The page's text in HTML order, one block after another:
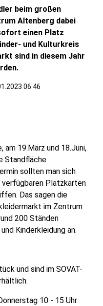
beim großen
Altenberg dabei
einen Platz
und Kulturkreis
sind in diesem Jahr
06:46
am 19.März und 18.Juni,
Standfläche
sollten man sich
Platzkarten
Das sagen die
im Zentrum
200 Ständen
Kinderkleidung an.
und sind im SOVAT-
10 - 15 Uhr